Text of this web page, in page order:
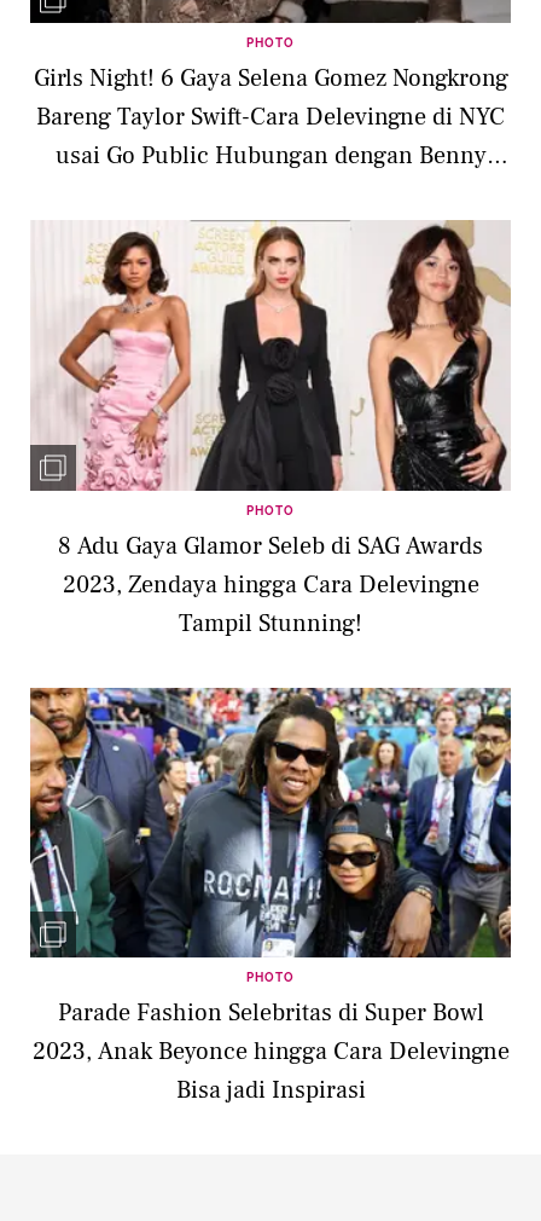
PHOTO
Girls Night! 6 Gaya Selena Gomez Nongkrong
Bareng Taylor Swift-Cara Delevingne di NYC
usai Go Public Hubungan dengan Benny
PHOTO
8 Adu Gaya Glamor Seleb di SAG Awards
2023, Zendaya hingga Cara Delevingne
Tampil Stunning!
PHOTO
Parade Fashion Selebritas di Super Bowl
2023, Anak Beyonce hingga Cara Delevingne
Bisa jadi Inspirasi